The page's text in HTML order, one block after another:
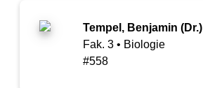
Tempel, Benjamin (Dr.)
Fak. 3 • Biologie
#558